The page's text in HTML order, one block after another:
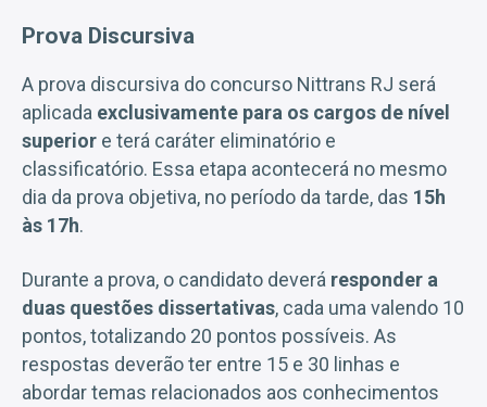
Prova Discursiva
A prova discursiva do concurso Nittrans RJ será
aplicada exclusivamente para os cargos de nível
superior e terá caráter eliminatório e
classificatório. Essa etapa acontecerá no mesmo
dia da prova objetiva, no período da tarde, das 15h
às 17h.
Durante a prova, o candidato deverá responder a
duas questões dissertativas, cada uma valendo 10
pontos, totalizando 20 pontos possíveis. As
respostas deverão ter entre 15 e 30 linhas e
abordar temas relacionados aos conhecimentos